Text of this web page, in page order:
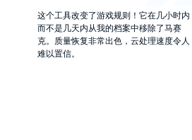
这个工具改变了游戏规则！它在几小时内
而不是几天内从我的档案中移除了马赛
克。质量恢复非常出色，云处理速度令人
难以置信。